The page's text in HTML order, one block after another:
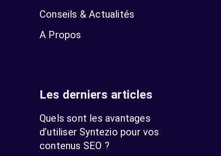
Conseils & Actualités
A Propos
Les derniers articles
Quels sont les avantages
d’utiliser Syntezio pour vos
contenus SEO ?